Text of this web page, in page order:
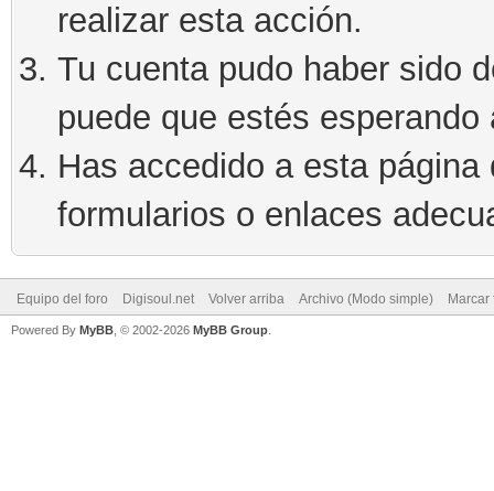
realizar esta acción.
Tu cuenta pudo haber sido
puede que estés esperando
Has accedido a esta
formularios o enlaces
Equipo del foro Digisoul.net Volver arriba Archivo (Modo simple)
Powered By MyBB , © 2002-2026 MyBB Group